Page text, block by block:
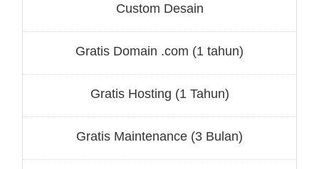
Custom Desain
Gratis Domain .com (1 tahun)
Gratis Hosting (1 Tahun)
Gratis Maintenance (3 Bulan)